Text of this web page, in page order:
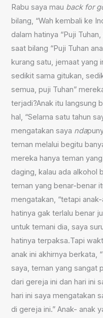
Rabu saya mau back for
bilang, “Wah kembali ke
dalam hatinya “Puji
saat bilang “Puji Tuhan
kurang satu, jemaat yang
sedikit sama gitukan,
semua, puji Tuhan”
terjadi?Anak itu langsung
hal, “Selama satu tahun
mengatakan saya nda
teman melalui begitu
mereka hanya teman
daging, kalau ada alkohol
teman yang benar-benar
mengatakan, “tetapi
hatinya gak terlalu benar
untuk temani dia, saya
hatinya terpaksa.Tapi
anak ini akhirnya berkata,
saya, teman yang sangat
dari gereja ini dan hari ini
hari ini saya mengatakan
di gereja ini.” Anak- anak